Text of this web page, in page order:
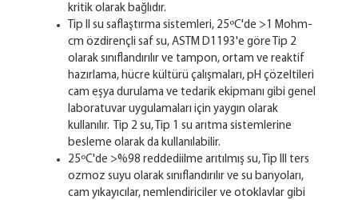
kritik olarak bağlıdır.
Tip II su saflaştırma sistemleri, 25ºC'de >1 Mohm-
cm özdirençli saf su, ASTM D1193'e göre Tip 2
olarak sınıflandırılır ve tampon, ortam ve reaktif
hazırlama, hücre kültürü çalışmaları, pH çözeltileri
cam eşya durulama ve tedarik ekipmanı gibi genel
laboratuvar uygulamaları için yaygın olarak
kullanılır. Tip 2 su, Tip 1 su arıtma sistemlerine
besleme olarak da kullanılabilir.
25ºC'de >%98 reddediilme arıtılmış su, Tip III ters
ozmoz suyu olarak sınıflandırılır ve su banyoları,
cam yıkayıcılar, nemlendiriciler ve otoklavlar gibi